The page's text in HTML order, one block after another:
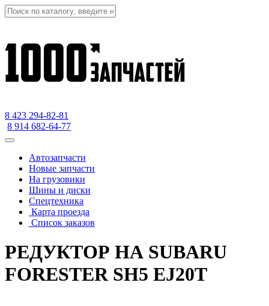
8 423 294-82-81
8 914 682-64-77
Автозапчасти
Новые запчасти
На грузовики
Шины и диски
Спецтехника
Карта проезда
Список заказов
РЕДУКТОР НА SUBARU
FORESTER SH5 EJ20T